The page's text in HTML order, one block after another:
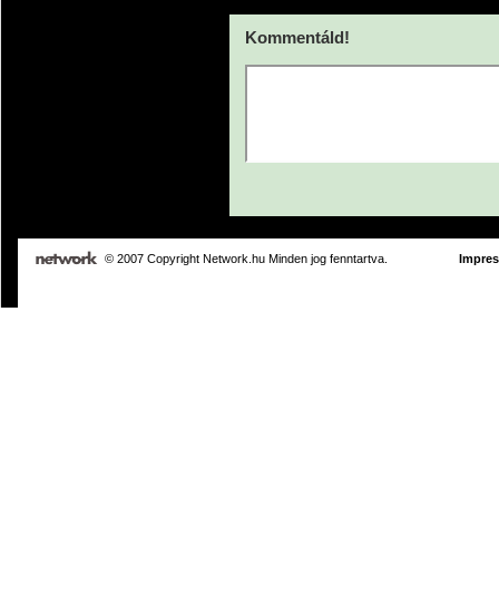
Kommentáld!
© 2007 Copyright Network.hu Minden jog fenntartva.